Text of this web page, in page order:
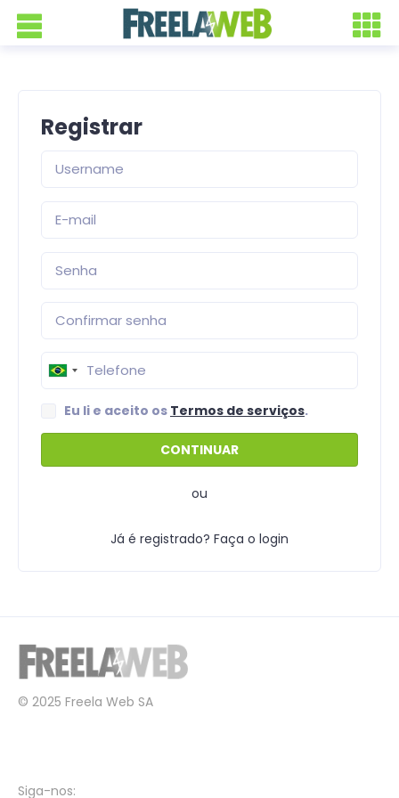
Registrar
Eu li e aceito os Termos de serviços.
ou
Já é registrado? Faça o login
© 2025 Freela Web SA
Siga-nos: